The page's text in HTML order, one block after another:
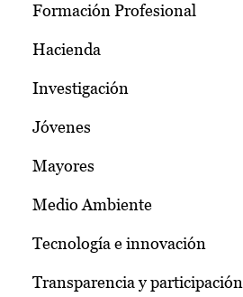
Formación Profesional
Hacienda
Investigación
Jóvenes
Mayores
Medio Ambiente
Tecnología e innovación
Transparencia y participación